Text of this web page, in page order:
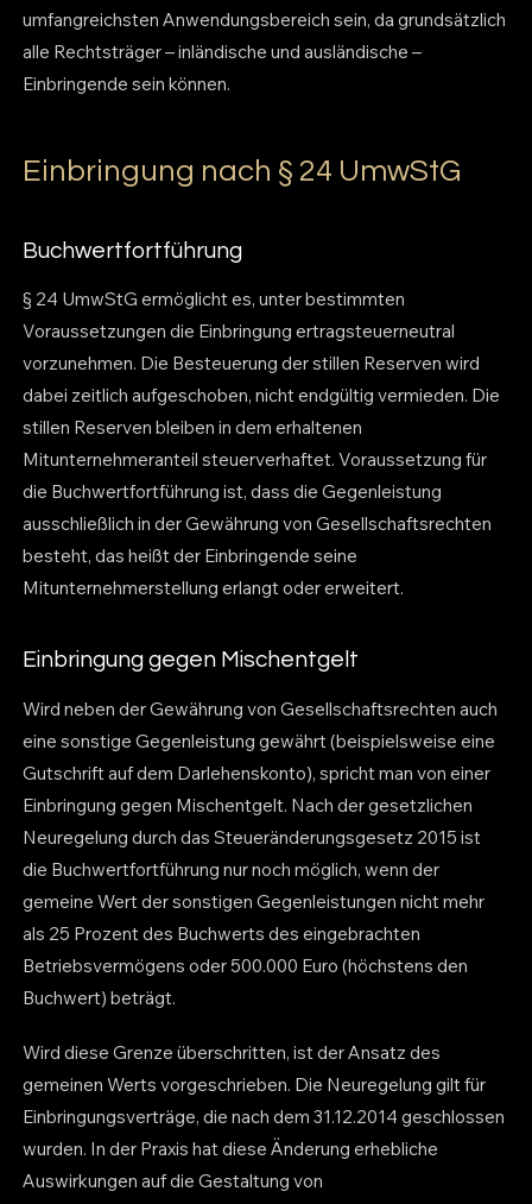
umfangreichsten Anwendungsbereich sein, da grundsätzlich
alle Rechtsträger – inländische und ausländische –
Einbringende sein können.
Einbringung nach § 24 UmwStG
Buchwertfortführung
§ 24 UmwStG ermöglicht es, unter bestimmten
Voraussetzungen die Einbringung ertragsteuerneutral
vorzunehmen. Die Besteuerung der stillen Reserven wird
dabei zeitlich aufgeschoben, nicht endgültig vermieden. Die
stillen Reserven bleiben in dem erhaltenen
Mitunternehmeranteil steuerverhaftet. Voraussetzung für
die Buchwertfortführung ist, dass die Gegenleistung
ausschließlich in der Gewährung von Gesellschaftsrechten
besteht, das heißt der Einbringende seine
Mitunternehmerstellung erlangt oder erweitert.
Einbringung gegen Mischentgelt
Wird neben der Gewährung von Gesellschaftsrechten auch
eine sonstige Gegenleistung gewährt (beispielsweise eine
Gutschrift auf dem Darlehenskonto), spricht man von einer
Einbringung gegen Mischentgelt. Nach der gesetzlichen
Neuregelung durch das Steueränderungsgesetz 2015 ist
die Buchwertfortführung nur noch möglich, wenn der
gemeine Wert der sonstigen Gegenleistungen nicht mehr
als 25 Prozent des Buchwerts des eingebrachten
Betriebsvermögens oder 500.000 Euro (höchstens den
Buchwert) beträgt.
Wird diese Grenze überschritten, ist der Ansatz des
gemeinen Werts vorgeschrieben. Die Neuregelung gilt für
Einbringungsverträge, die nach dem 31.12.2014 geschlossen
wurden. In der Praxis hat diese Änderung erhebliche
Auswirkungen auf die Gestaltung von